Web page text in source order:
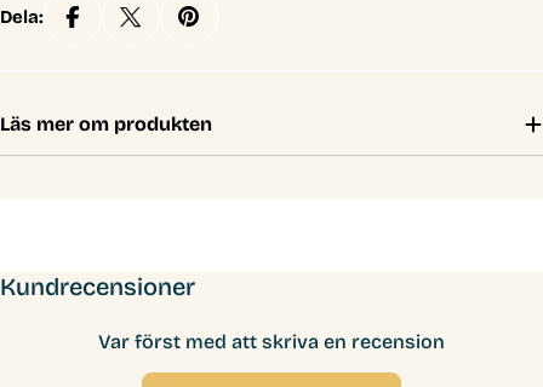
Dela:
Läs mer om produkten
Kundrecensioner
Var först med att skriva en recension